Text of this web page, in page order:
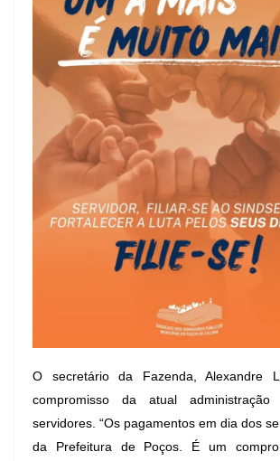
O secretário da Fazenda, Alexandre
compromisso da atual
servidores. “Os pagamentos em dia dos
da Prefeitura de Poços. É um